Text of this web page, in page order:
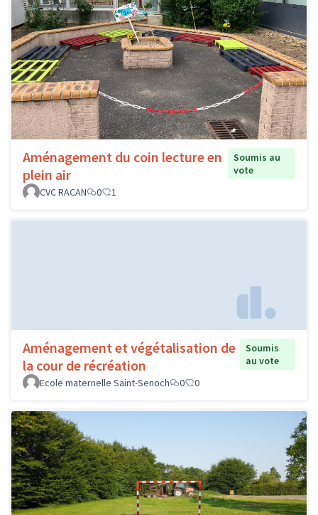
Aménagement du coin lecture en
plein air
Soumis au
vote
CVC RACAN
0 1
Aménagement et végétalisation de
la cour de récréation
Soumis
au vote
Ecole maternelle Saint-Senoch
0 0